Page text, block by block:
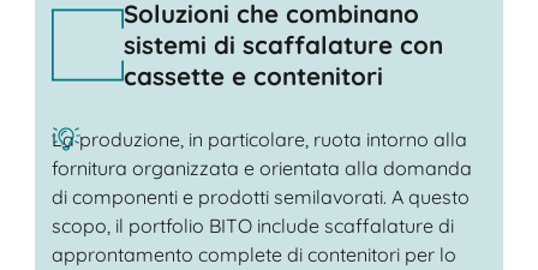
Soluzioni che combinano
sistemi di scaffalature con
cassette e contenitori
La produzione, in particolare, ruota intorno alla
fornitura organizzata e orientata alla domanda
di componenti e prodotti semilavorati. A questo
scopo, il portfolio BITO include scaffalature di
approntamento complete di contenitori per lo